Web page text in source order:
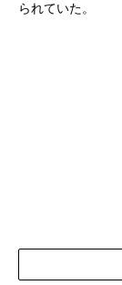
られていた。